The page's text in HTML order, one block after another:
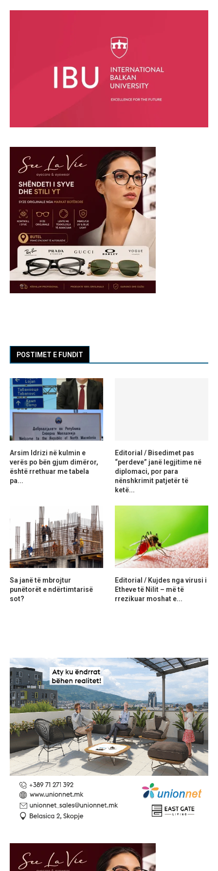
POSTIMET E FUNDIT
Arsim Idrizi në kulmin e
verës po bën gjum dimëror,
është rrethuar me tabela
pa...
Editorial / Bisedimet pas
“perdeve” janë legjitime në
diplomaci, por para
nënshkrimit patjetër të
ketë...
Sa janë të mbrojtur
punëtorët e ndërtimtarisë
sot?
Editorial / Kujdes nga virusi i
Etheve të Nilit – më të
rrezikuar moshat e...